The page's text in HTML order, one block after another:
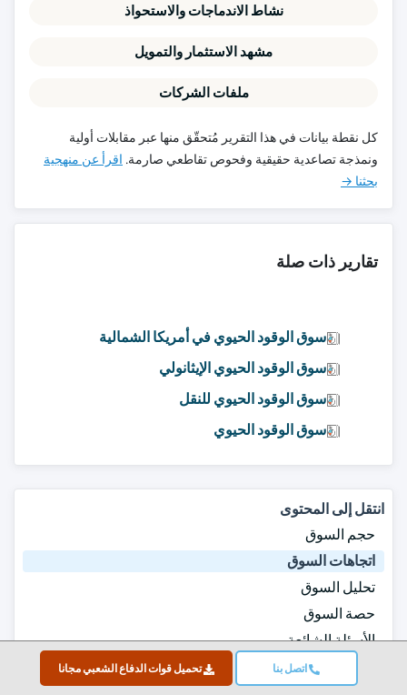
اتصل بنا تحميل قوات الدفاع الشعبي مجانا
نشاط الاندماجات والاستحواذ
مشهد الاستثمار والتمويل
ملفات الشركات
كل نقطة بيانات في هذا التقرير مُتحقّق منها عبر مقابلات أولية
ونمذجة تصاعدية حقيقية وفحوص تقاطعي صارمة. اقرأ عن منهجية
بحثنا →
تقارير ذات صلة
سوق الوقود الحيوي في أمريكا الشمالية
سوق الوقود الحيوي الإيثانولي
سوق الوقود الحيوي للنقل
سوق الوقود الحيوي
انتقل إلى المحتوى
حجم السوق
اتجاهات السوق
تحليل السوق
حصة السوق
الأسئلة الشائعة
منهجية البحث